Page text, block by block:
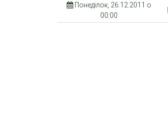
Понеділок, 26.12.2011 о
00:00